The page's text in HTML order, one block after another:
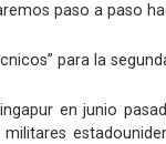
paso a paso
para la
en junio